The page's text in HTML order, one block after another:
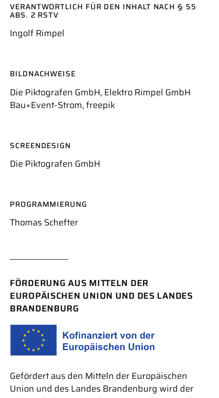
VERANTWORTLICH FÜR DEN INHALT NACH § 55
ABS. 2 RSTV
Ingolf Rimpel
BILDNACHWEISE
Die Piktografen GmbH, Elektro Rimpel GmbH
Bau+Event-Strom, freepik
SCREENDESIGN
Die Piktografen GmbH
PROGRAMMIERUNG
Thomas Schefter
FÖRDERUNG AUS MITTELN DER
EUROPÄISCHEN UNION UND DES LANDES
BRANDENBURG
Gefördert aus den Mitteln der Europäischen
Union und des Landes Brandenburg wird der